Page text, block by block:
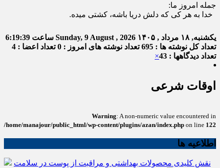
جمله امروز ما:
به هر کی که دلش دریا باشه، کشتی میده.
یکشنبه, ۱۸ مرداد , ۱۴۰۵ Sunday, 9 August , 2026 ساعت 6:19:39
تعداد کل نوشته ها : 695
تعداد نوشته های امروز : 0
تعداد اعضا : 4
تعداد دیدگاهها : 43
×
اوقات شرعی
Warning: A non-numeric value encountered in
/home/manajour/public_html/wp-content/plugins/azan/index.php on line 122
اطلاعیه ها
نقش کلیدی محصولات بهداشتی و مراقبت از پوست در سلامت